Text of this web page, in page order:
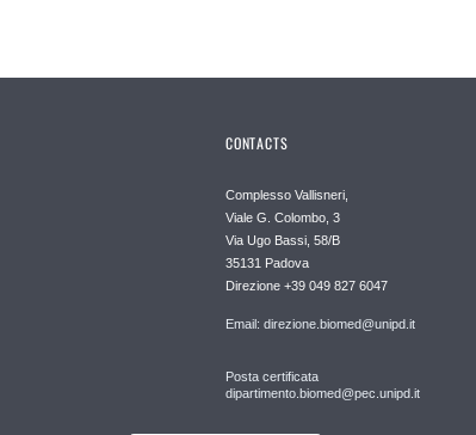
CONTACTS
Complesso Vallisneri,
Viale G. Colombo, 3
Via Ugo Bassi, 58/B
35131 Padova
Direzione +39 049 827 6047
Email: direzione.biomed@unipd.it
Posta certificata
dipartimento.biomed@pec.unipd.it